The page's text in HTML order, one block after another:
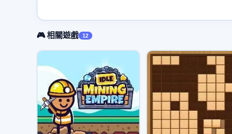
🎮 相關遊戲 12